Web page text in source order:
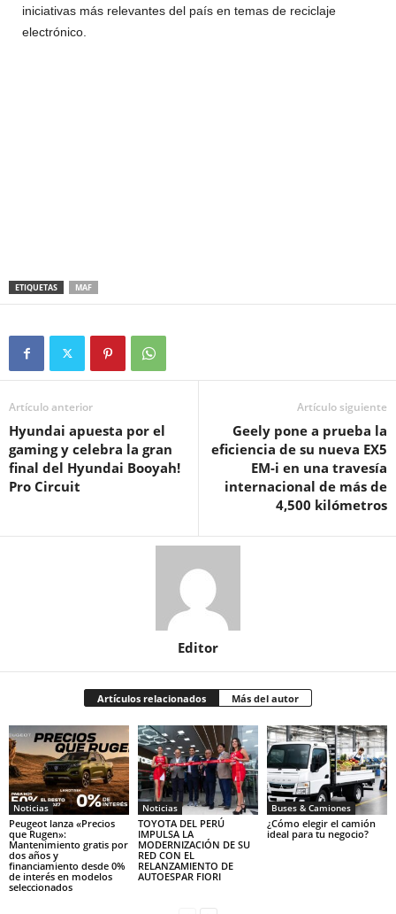
iniciativas más relevantes del país en temas de reciclaje
electrónico.
ETIQUETAS MAF
Artículo anterior
Hyundai apuesta por el
gaming y celebra la gran
final del Hyundai Booyah!
Pro Circuit
Artículo siguiente
Geely pone a prueba la
eficiencia de su nueva EX5
EM-i en una travesía
internacional de más de
4,500 kilómetros
Editor
Artículos relacionados Más del autor
Noticias
Peugeot lanza «Precios
que Rugen»:
Mantenimiento gratis por
dos años y
financiamiento desde 0%
de interés en modelos
seleccionados
Noticias
TOYOTA DEL PERÚ
IMPULSA LA
MODERNIZACIÓN DE SU
RED CON EL
RELANZAMIENTO DE
AUTOESPAR FIORI
Buses & Camiones
¿Cómo elegir el camión
ideal para tu negocio?